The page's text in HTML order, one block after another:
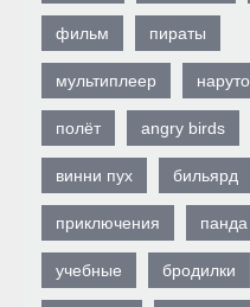
фильм пираты
мультиплеер наруто
полёт angry birds
винни пух бильярд
приключения панда
учебные бродилки